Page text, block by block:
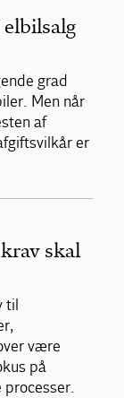
grad
Men når
af
er
skal
til
være
på